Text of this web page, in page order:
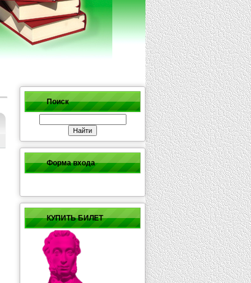
Поиск
Форма входа
КУПИТЬ БИЛЕТ